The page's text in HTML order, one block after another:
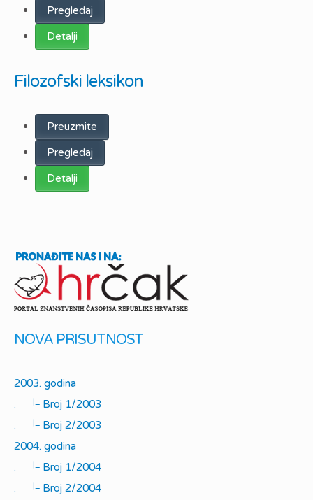
Pregledaj
Detalji
Filozofski leksikon
Preuzmite
Pregledaj
Detalji
NOVA PRISUTNOST
2003. godina
.
|_
Broj 1/2003
.
|_
Broj 2/2003
2004. godina
.
|_
Broj 1/2004
.
|_ Broj 2/2004